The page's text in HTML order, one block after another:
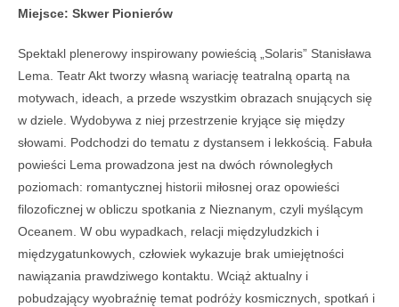
Miejsce: Skwer Pionierów
Spektakl plenerowy inspirowany powieścią „Solaris” Stanisława
Lema. Teatr Akt tworzy własną wariację teatralną opartą na
motywach, ideach, a przede wszystkim obrazach snujących się
w dziele. Wydobywa z niej przestrzenie kryjące się między
słowami. Podchodzi do tematu z dystansem i lekkością. Fabuła
powieści Lema prowadzona jest na dwóch równoległych
poziomach: romantycznej historii miłosnej oraz opowieści
filozoficznej w obliczu spotkania z Nieznanym, czyli myślącym
Oceanem. W obu wypadkach, relacji międzyludzkich i
międzygatunkowych, człowiek wykazuje brak umiejętności
nawiązania prawdziwego kontaktu. Wciąż aktualny i
pobudzający wyobraźnię temat podróży kosmicznych, spotkań i